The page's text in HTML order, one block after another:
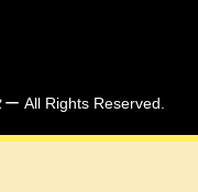
All Rights Reserved.